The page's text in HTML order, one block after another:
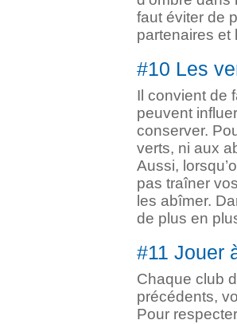
faut éviter de
partenaires et
#10 Les
Il convient de
peuvent
conserver.
verts, ni aux
Aussi,
pas traîner
les abîmer.
de plus en
#11 Jouer
Chaque club
précédents,
Pour